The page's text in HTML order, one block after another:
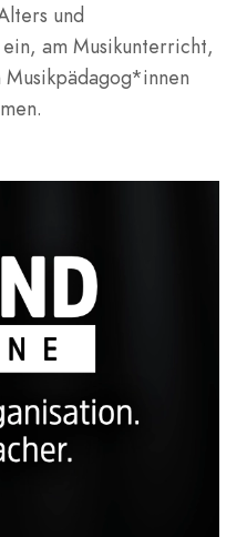
und
am Musikunterricht,